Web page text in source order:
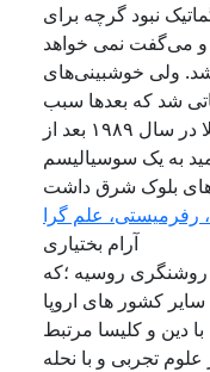
نبود گرچه برای
و می‌گفت نمی خواهد
ولی خوشبینی‌های
شد که بعدها سبب
سرخورده گی‌های وی گردید مثلا در سال ۱۹۸۹ بعد از
به یک سوسیالیسم
علم گرا
آرام بختیاری
روسیه ؛که
کشور های اروپا
دین و کلیسا مرتبط
تجربی و با نحله